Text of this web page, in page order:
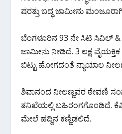
ಷರತ್ತು ಬದ್ಧ ಜಾಮೀನು
ಬೆಂಗಳೂರಿನ 93 ನೇ ಸಿಟಿ ಸಿವಿಲ್
ಜಾಮೀನು ನೀಡಿದೆ. 3 ಲಕ್ಷ
ಬಿಟ್ಟು ಹೋಗದಂತೆ ನ್ಯಾಯಾಲ
ಶಿವಾನಂದ ನೀಲಣ್ಣವರ ಠೇವಣಿ
ತನಿಖೆಯಲ್ಲಿ ಬಹಿರಂಗಗೊಂಡಿದೆ.
ಮೇಲೆ ಹದ್ದಿನ ಕಣ್ಣಿಡಲಿದೆ.